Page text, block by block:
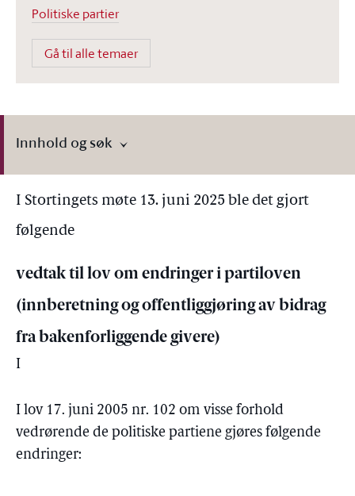
Politiske partier
Gå til alle temaer
Innhold og søk
I Stortingets møte 13. juni 2025 ble det gjort
følgende
vedtak til lov om endringer i partiloven
(innberetning og offentliggjøring av bidrag
fra bakenforliggende givere)
I
I lov 17. juni 2005 nr. 102 om visse forhold
vedrørende de politiske partiene gjøres følgende
endringer: